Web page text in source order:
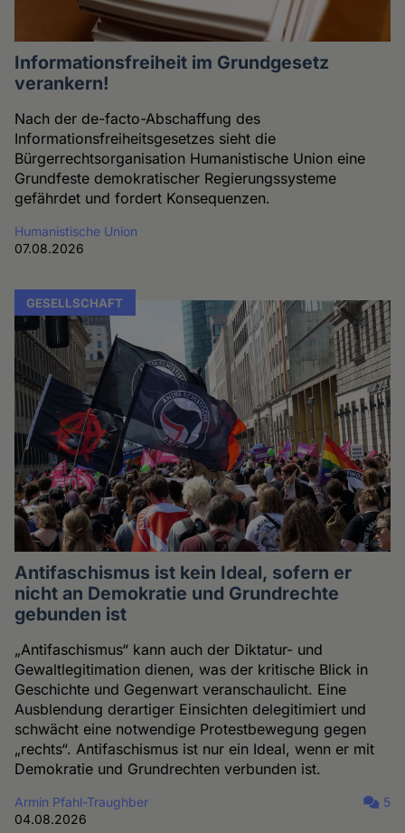
Informationsfreiheit im Grundgesetz
verankern!
Nach der de-facto-Abschaffung des
Informationsfreiheitsgesetzes sieht die
Bürgerrechtsorganisation Humanistische Union eine
Grundfeste demokratischer Regierungssysteme
gefährdet und fordert Konsequenzen.
Humanistische Union
07.08.2026
GESELLSCHAFT
Antifaschismus ist kein Ideal, sofern er
nicht an Demokratie und Grundrechte
gebunden ist
„Antifaschismus“ kann auch der Diktatur- und
Gewaltlegitimation dienen, was der kritische Blick in
Geschichte und Gegenwart veranschaulicht. Eine
Ausblendung derartiger Einsichten delegitimiert und
schwächt eine notwendige Protestbewegung gegen
„rechts“. Antifaschismus ist nur ein Ideal, wenn er mit
Demokratie und Grundrechten verbunden ist.
Armin Pfahl-Traughber
04.08.2026
5